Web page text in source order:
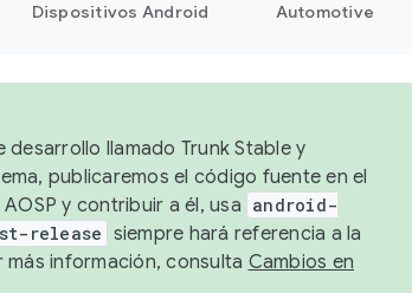
Dispositivos Android Automotive
llamado Trunk Stable y
publicaremos el código fuente en el
y contribuir a él, usa android-
release siempre hará referencia a la
más información, consulta Cambios en